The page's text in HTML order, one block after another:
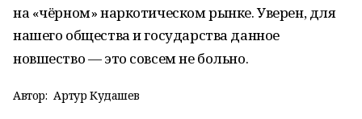
на «чёрном» наркотическом рынке. Уверен, для
нашего общества и государства данное
новшество — это совсем не больно.
Автор: Артур Кудашев